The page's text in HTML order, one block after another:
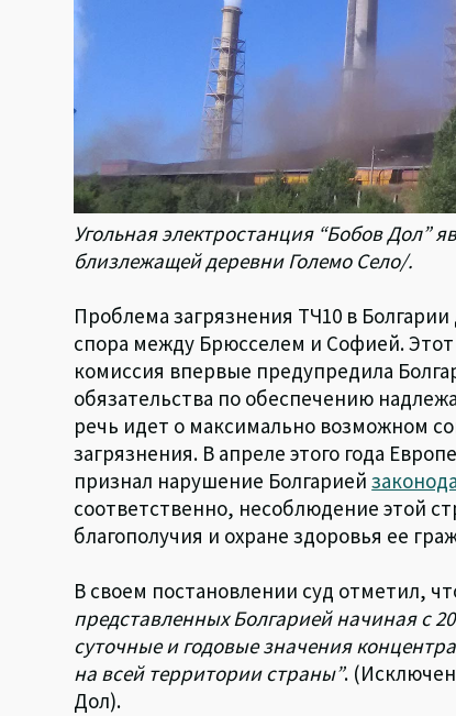
Угольная электростанция “Бобов Дол”
близлежащей деревни Големо Село/.
Проблема загрязнения ТЧ10 в
спора между Брюсселем и Софией. Этот
комиссия впервые предупредила
обязательства по обеспечению
речь идет о максимально возможном
загрязнения. В апреле этого года
признал нарушение Болгарией
соответственно, несоблюдение этой
благополучия и охране здоровья ее
В своем постановлении суд отметил,
представленных Болгарией начиная с
суточные и годовые значения
на всей территории страны”.
Дол).